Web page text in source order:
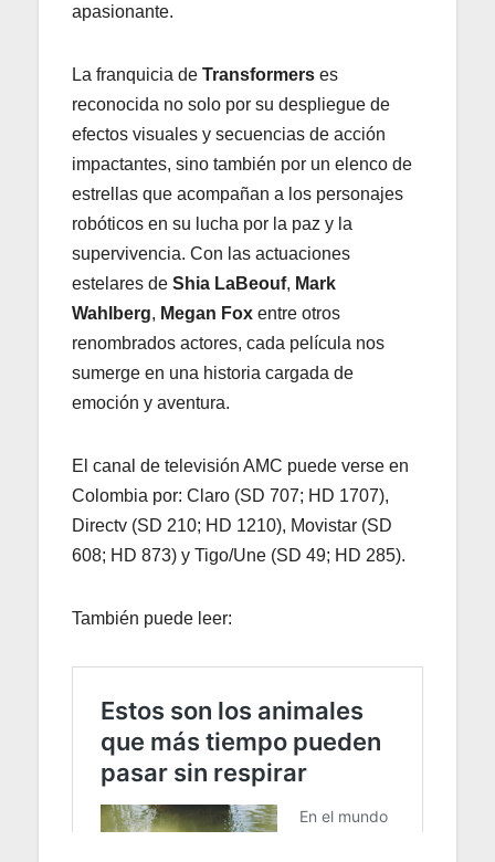
apasionante.
La franquicia de Transformers es
reconocida no solo por su despliegue de
efectos visuales y secuencias de acción
impactantes, sino también por un elenco de
estrellas que acompañan a los personajes
robóticos en su lucha por la paz y la
supervivencia. Con las actuaciones
estelares de Shia LaBeouf, Mark
Wahlberg, Megan Fox entre otros
renombrados actores, cada película nos
sumerge en una historia cargada de
emoción y aventura.
El canal de televisión AMC puede verse en
Colombia por: Claro (SD 707; HD 1707),
Directv (SD 210; HD 1210), Movistar (SD
608; HD 873) y Tigo/Une (SD 49; HD 285).
También puede leer: